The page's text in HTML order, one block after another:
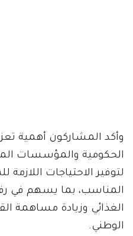
وأكد المشاركون أهمية
الحكومية والمؤسسات
لتوفير الاحتياجات
المناسب، بما يسهم في
الغذائي وزيادة مساهمة
الوطني.